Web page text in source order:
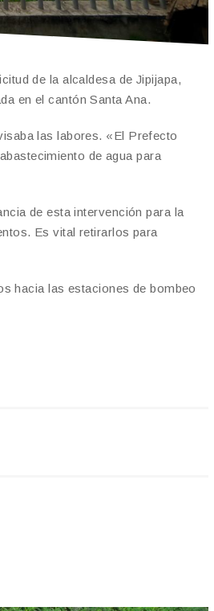
de la alcaldesa de Jipijapa,
en el cantón Santa Ana.
las labores. «El Prefecto
de agua para
de esta intervención para la
Es vital retirarlos para
hacia las estaciones de bombeo